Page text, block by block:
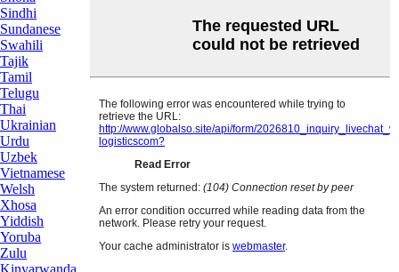
Sindhi
Sundanese
Swahili
Tajik
Tamil
Telugu
Thai
Ukrainian
Urdu
Uzbek
Vietnamese
Welsh
Xhosa
Yiddish
Yoruba
Zulu
Kinyarwanda